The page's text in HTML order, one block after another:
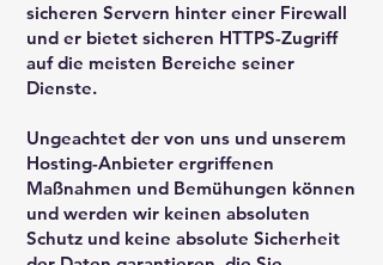
sicheren Servern hinter einer Firewall
und er bietet sicheren HTTPS-Zugriff
auf die meisten Bereiche seiner
Dienste.
Ungeachtet der von uns und unserem
Hosting-Anbieter ergriffenen
Maßnahmen und Bemühungen können
und werden wir keinen absoluten
Schutz und keine absolute Sicherheit